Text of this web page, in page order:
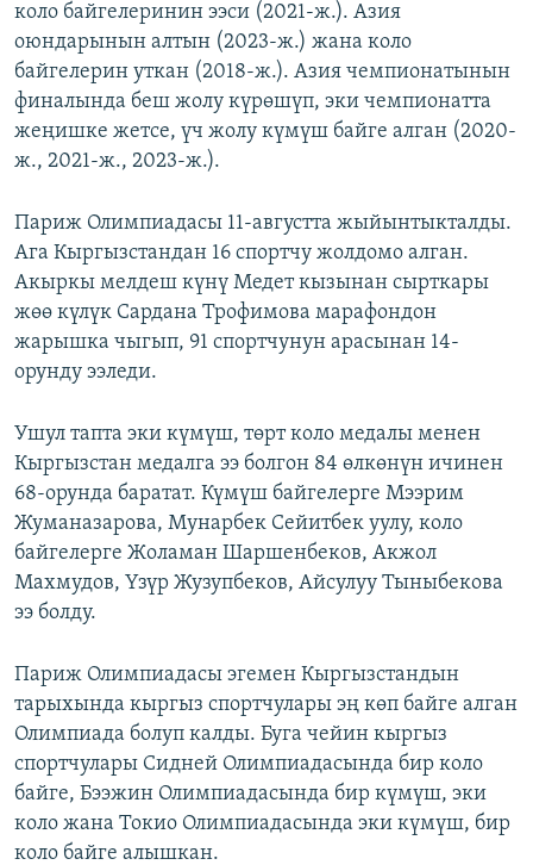
коло байгелеринин ээси (2021-ж.). Азия
оюндарынын алтын (2023-ж.) жана коло
байгелерин уткан (2018-ж.). Азия чемпионатынын
финалында беш жолу күрөшүп, эки чемпионатта
жеңишке жетсе, үч жолу күмүш байге алган (2020-
ж., 2021-ж., 2023-ж.).
Париж Олимпиадасы 11-августта жыйынтыкталды.
Ага Кыргызстандан 16 спортчу жолдомо алган.
Акыркы мелдеш күнү Медет кызынан сырткары
жөө күлүк Сардана Трофимова марафондон
жарышка чыгып, 91 спортчунун арасынан 14-
орунду ээледи.
Ушул тапта эки күмүш, төрт коло медалы менен
Кыргызстан медалга ээ болгон 84 өлкөнүн ичинен
68-орунда баратат. Күмүш байгелерге Мээрим
Жуманазарова, Мунарбек Сейитбек уулу, коло
байгелерге Жоламан Шаршенбеков, Акжол
Махмудов, Үзүр Жузупбеков, Айсулуу Тыныбекова
ээ болду.
Париж Олимпиадасы эгемен Кыргызстандын
тарыхында кыргыз спортчулары эң көп байге алган
Олимпиада болуп калды. Буга чейин кыргыз
спортчулары Сидней Олимпиадасында бир коло
байге, Бээжин Олимпиадасында бир күмүш, эки
коло жана Токио Олимпиадасында эки күмүш, бир
коло байге алышкан.